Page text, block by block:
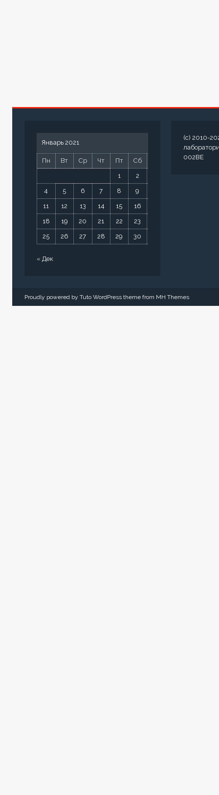
Январь 2021
Пн Вт Ср Чт Пт Сб
1 2
4 5 6 7 8 9
11 12 13 14 15 16
18 19 20 21 22 23
25 26 27 28 29 30
« Дек
(c) 2010-
002BE
Proudly powered by Tuto WordPress theme from MH Themes